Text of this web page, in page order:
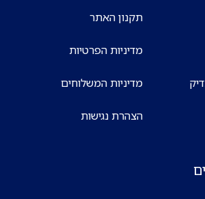
תקנון האתר
מדיניות הפרטיות
מדיניות המשלוחים
הצהרת נגישות